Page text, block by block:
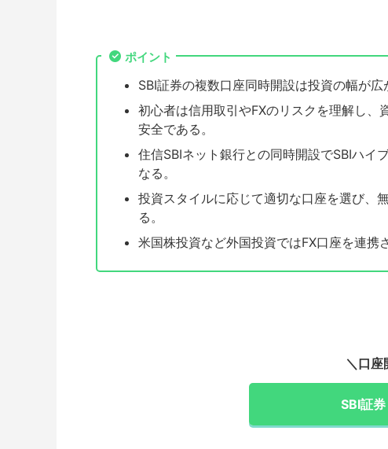
ポイント
SBI証券の複数口座同時開設は投資の幅が
初心者は信用取引やFXのリスクを理解し
安全である。
住信SBIネット銀行との同時開設でSBIハイ
なる。
投資スタイルに応じて適切な口座を選び、
る。
米国株投資など外国投資ではFX口座を連携
＼口座
SBI証